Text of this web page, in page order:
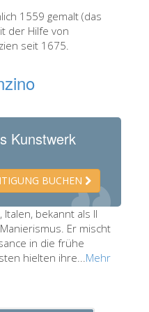
1559 gemalt (das
der Hilfe von
seit 1675.
Kunstwerk
BUCHEN
bekannt als Il
Er mischt
in die frühe
hielten ihre...Mehr